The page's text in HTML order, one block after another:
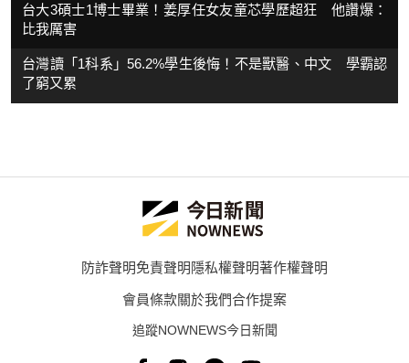
台大3碩士1博士畢業！姜厚任女友童芯學歷超狂 他讚爆：
比我厲害
台灣讀「1科系」56.2%學生後悔！不是獸醫、中文 學霸認
了窮又累
防詐聲明免責聲明隱私權聲明著作權聲明
會員條款關於我們合作提案
追蹤NOWNEWS今日新聞